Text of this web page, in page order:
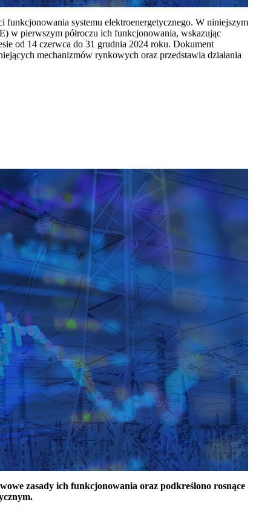
funkcjonowania systemu elektroenergetycznego. W niniejszym
w pierwszym półroczu ich funkcjonowania, wskazując
od 14 czerwca do 31 grudnia 2024 roku. Dokument
mechanizmów rynkowych oraz przedstawia działania
zasady ich funkcjonowania oraz podkreślono rosnące